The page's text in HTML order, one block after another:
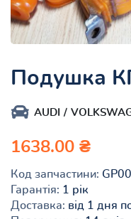
Подушка
AUDI
1638.00 ₴
Код запчастини:
Гарантія: 1 рік
Доставка: від 1 дня